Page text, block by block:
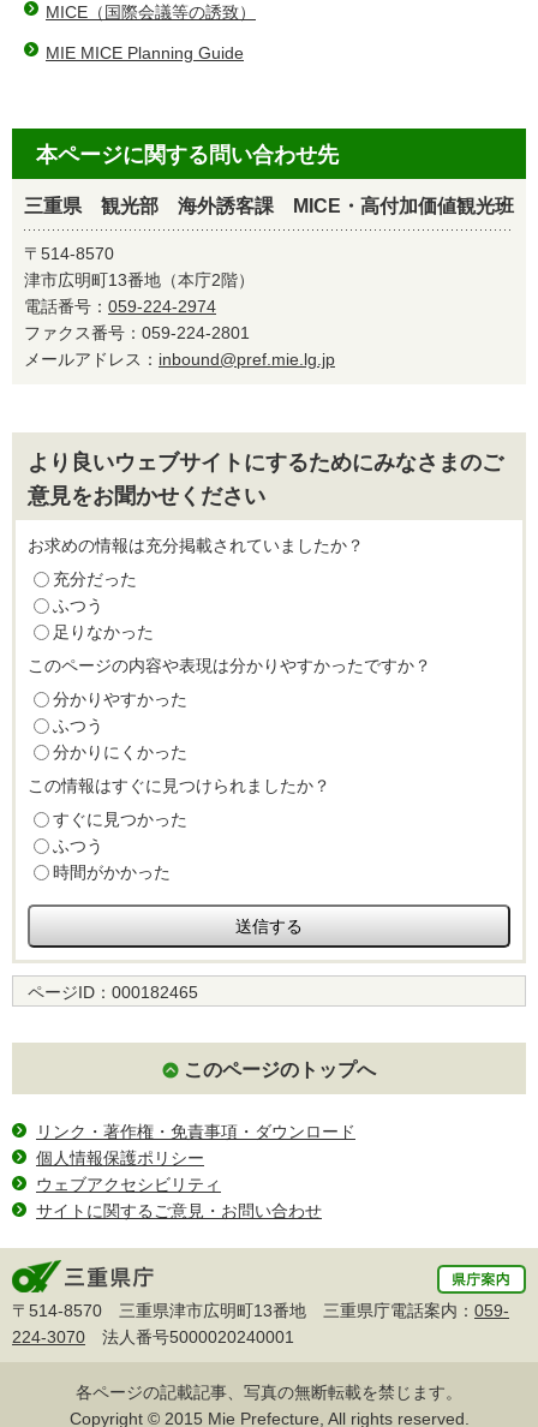
MICE（国際会議等の誘致）
MIE MICE Planning Guide
本ページに関する問い合わせ先
三重県 観光部 海外誘客課 MICE・高付加価値観光班
〒514-8570
津市広明町13番地（本庁2階）
電話番号： 059-224-2974
ファクス番号：059-224-2801
メールアドレス： inbound@pref.mie.lg.jp
より良いウェブサイトにするためにみなさまのご
意見をお聞かせください
お求めの情報は充分掲載されていましたか？
充分だった
ふつう
足りなかった
このページの内容や表現は分かりやすかったですか？
分かりやすかった
ふつう
分かりにくかった
この情報はすぐに見つけられましたか？
すぐに見つかった
ふつう
時間がかかった
ページID： 000182465
このページのトップへ
リンク・著作権・免責事項・ダウンロード
個人情報保護ポリシー
ウェブアクセシビリティ
サイトに関するご意見・お問い合わせ
〒514-8570 三重県津市広明町13番地 三重県庁電話案内： 059-
224-3070 法人番号5000020240001
各ページの記載記事、写真の無断転載を禁じます。
Copyright © 2015 Mie Prefecture, All rights reserved.